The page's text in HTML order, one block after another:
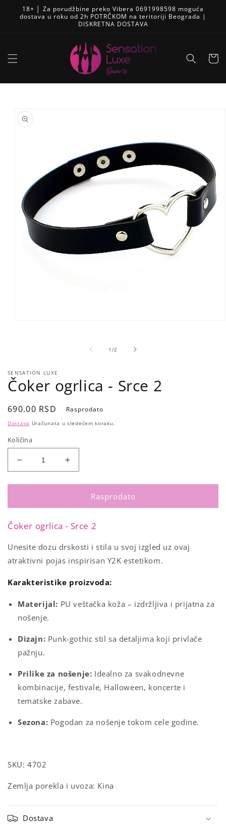
na
sadržaj
18+ │ Za porudžbine preko Vibera 0691998598 moguća
dostava u roku od 2h POTRČKOM na teritoriji Beograda |
DISKRETNA DOSTAVA
Korpa
information
1 /of2
SENSATION LUXE
Čoker ogrlica - Srce 2
Regular
price
690.00 RSD Rasprodato
Dostava Uračunata u sledećem koraku.
Količina
Smanji
količinu
za
ogrlica
Srce
Povećaj
količinu
za
ogrlica
Srce
Rasprodato
Čoker ogrlica - Srce 2
Unesite dozu drskosti i stila u svoj izgled uz ovaj
atraktivni pojas inspirisan Y2K estetikom.
Karakteristike proizvoda:
Materijal: PU veštačka koža – izdržljiva i prijatna za
nošenje.
Dizajn: Punk-gothic stil sa detaljima koji privlače
pažnju.
Prilike za nošenje: Idealno za svakodnevne
kombinacije, festivale, Halloween, koncerte i
tematske zabave.
Sezona: Pogodan za nošenje tokom cele godine.
SKU: 4702
Zemlja porekla i uvoza: Kina
Dostava